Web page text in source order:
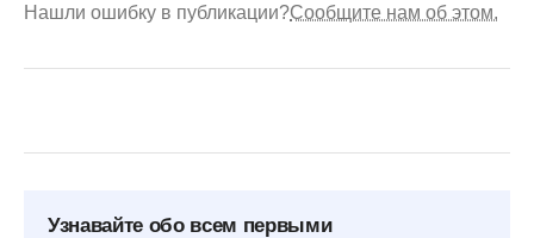
Нашли ошибку в публикации?Сообщите нам об этом.
Узнавайте обо всем первыми